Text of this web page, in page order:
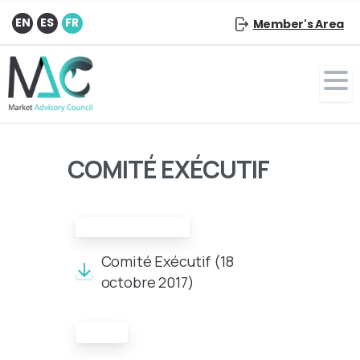
EN ES FR Member's Area
COMITÉ EXÉCUTIF
Comité Exécutif (18
octobre 2017)